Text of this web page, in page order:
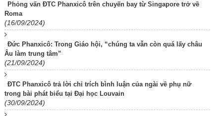
Phỏng vấn ĐTC Phanxicô trên chuyến bay từ Singapore trở về
Roma
(16/09/2024)
Đức Phanxicô: Trong Giáo hội, “chúng ta vẫn còn quá lấy châu
Âu làm trung tâm”
(21/09/2024)
ĐTC Phanxicô trả lời chỉ trích bình luận của ngài về phụ nữ
trong bài phát biểu tại Đại học Louvain
(30/09/2024)